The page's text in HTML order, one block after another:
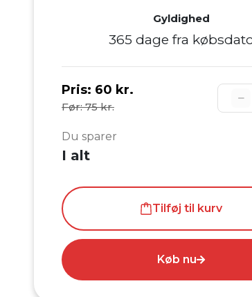
Gyldighed
365 dage fra
Pris: 60 kr.
Før: 75 kr.
Du sparer
I alt
Tilføj til kurv
Køb nu